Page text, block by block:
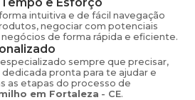
intuitiva e de fácil navegação
negociar com potenciais
de forma rápida e eficiente.
sempre que precisar,
pronta para te ajudar e
as etapas do processo de
em Fortaleza - CE.